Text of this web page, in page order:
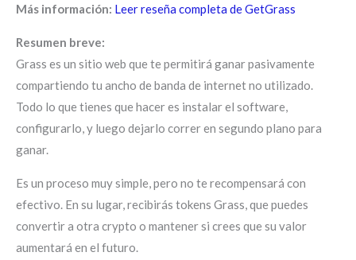
Más información: Leer reseña completa de GetGrass
Resumen breve:
Grass es un sitio web que te permitirá ganar pasivamente
compartiendo tu ancho de banda de internet no utilizado.
Todo lo que tienes que hacer es instalar el software,
configurarlo, y luego dejarlo correr en segundo plano para
ganar.
Es un proceso muy simple, pero no te recompensará con
efectivo. En su lugar, recibirás tokens Grass, que puedes
convertir a otra crypto o mantener si crees que su valor
aumentará en el futuro.